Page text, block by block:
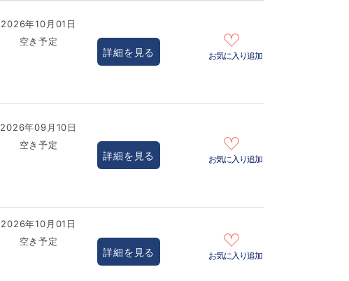
2026年10月01日
空き予定
詳細を見る お気に入り追加
2026年09月10日
空き予定
詳細を見る お気に入り追加
2026年10月01日
空き予定
詳細を見る お気に入り追加